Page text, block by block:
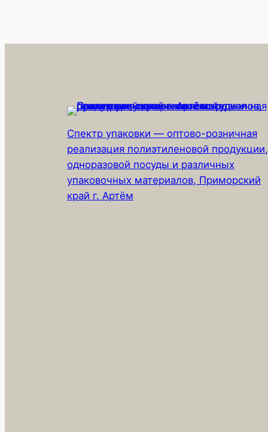
Спектр упаковки — оптово-розничная
реализация полиэтиленовой продукции,
одноразовой посуды и различных
упаковочных материалов, Приморский
край г. Артём